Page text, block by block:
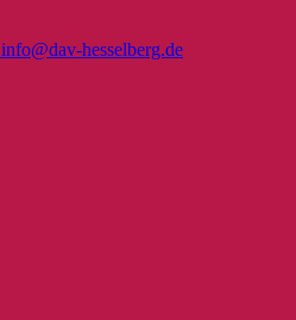
info@dav-hesselberg.de